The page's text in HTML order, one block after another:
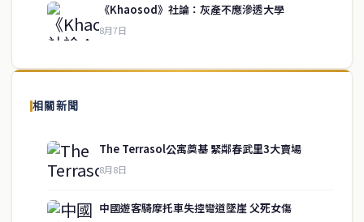
《Khaosod》社論：灰產不應滲透大學
8月7日
相關新聞
The Terrasol公寓奠基 緊鄰春武里3大賣場
8月8日
中國遊客騎摩托車失控彎道墜崖 父死女傷
關於我們
泰國中文新聞（TCN）是一家總部設於曼谷的中文新聞媒體，致力於
供即時、客觀、多元的中文新聞內容。